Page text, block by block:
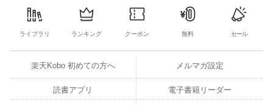
ライブラリ ランキング クーポン 無料 セール
楽天Kobo 初めての方へ メルマガ設定
読書アプリ 電子書籍リーダー